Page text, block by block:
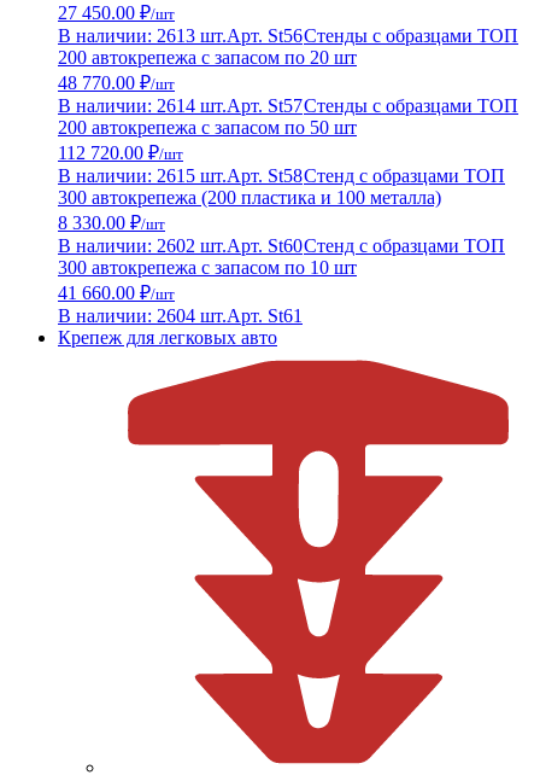
27 450.00 ₽/шт
В наличии: 2613 шт.Арт. St56Стенды с образцами ТОП
200 автокрепежа с запасом по 20 шт
48 770.00 ₽/шт
В наличии: 2614 шт.Арт. St57Стенды с образцами ТОП
200 автокрепежа с запасом по 50 шт
112 720.00 ₽/шт
В наличии: 2615 шт.Арт. St58Стенд с образцами ТОП
300 автокрепежа (200 пластика и 100 металла)
8 330.00 ₽/шт
В наличии: 2602 шт.Арт. St60Стенд с образцами ТОП
300 автокрепежа с запасом по 10 шт
41 660.00 ₽/шт
В наличии: 2604 шт.Арт. St61
Крепеж для легковых авто